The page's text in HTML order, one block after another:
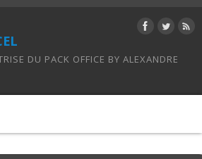
DU PACK OFFICE BY ALEXANDRE